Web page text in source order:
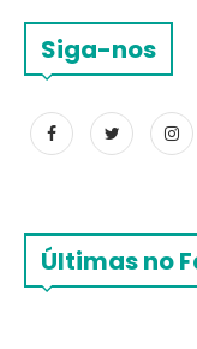
Siga-nos
Últimas no